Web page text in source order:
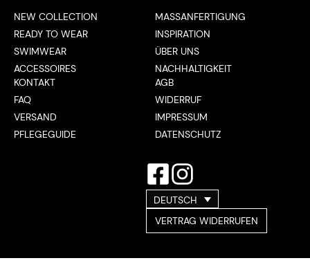
NEW COLLECTION
READY TO WEAR
SWIMWEAR
ACCESSOIRES
MASSANFERTIGUNG
INSPIRATION
ÜBER UNS
NACHHALTIGKEIT
KONTAKT
FAQ
VERSAND
PFLEGEGUIDE
AGB
WIDERRUF
IMPRESSUM
DATENSCHUTZ
DEUTSCH
VERTRAG WIDERRUFEN